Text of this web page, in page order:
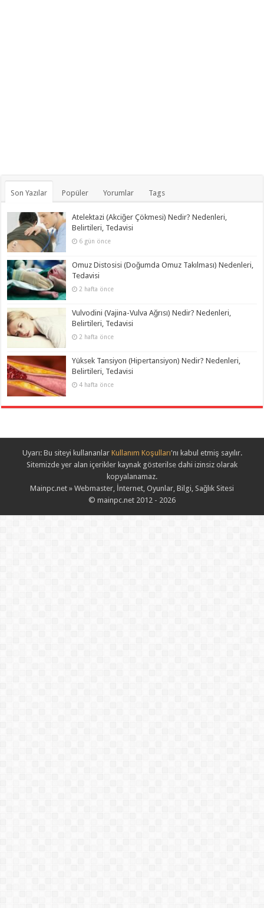
Son Yazılar Popüler Yorumlar Tags
Atelektazi (Akciğer Çökmesi) Nedir? Nedenleri,
Belirtileri, Tedavisi
6 gün önce
Omuz Distosisi (Doğumda Omuz Takılması) Nedenleri,
Tedavisi
2 hafta önce
Vulvodini (Vajina-Vulva Ağrısı) Nedir? Nedenleri,
Belirtileri, Tedavisi
2 hafta önce
Yüksek Tansiyon (Hipertansiyon) Nedir? Nedenleri,
Belirtileri, Tedavisi
4 hafta önce
Uyarı: Bu siteyi kullananlar Kullanım Koşulları'nı kabul etmiş sayılır.
Sitemizde yer alan içerikler kaynak gösterilse dahi izinsiz olarak
kopyalanamaz.
Mainpc.net » Webmaster, İnternet, Oyunlar, Bilgi, Sağlık Sitesi
© mainpc.net 2012 - 2026